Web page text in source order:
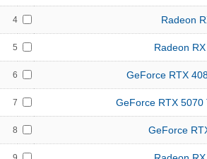
4 Radeon
5 Radeon
6 GeForce RTX
7 GeForce RTX 5070
8 GeForce